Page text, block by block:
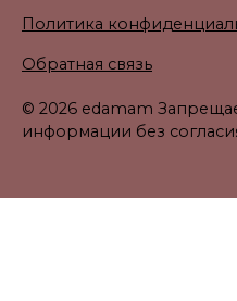
Политика
Обратная связь
© 2026 edamam
информации без